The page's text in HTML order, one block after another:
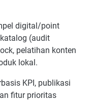
digital/point
(audit
pelatihan konten
lokal.
KPI, publikasi
fitur prioritas